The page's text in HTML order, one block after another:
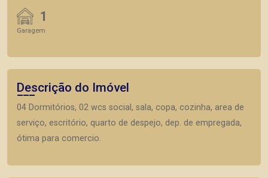
1
Garagem
Descrição do Imóvel
04 Dormitórios, 02 wcs social, sala, copa, cozinha, area de
serviço, escritório, quarto de despejo, dep. de empregada,
ótima para comercio.